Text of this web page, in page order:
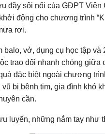
đầy sôi nổi của GĐPT
động cho chương trình
rơi.
balo, vở, dụng cụ học tập
trao đổi nhanh chóng
đặc biệt ngoài chương
vũ bị bệnh tim, gia đình khó
cần.
luyến, những nắm tay